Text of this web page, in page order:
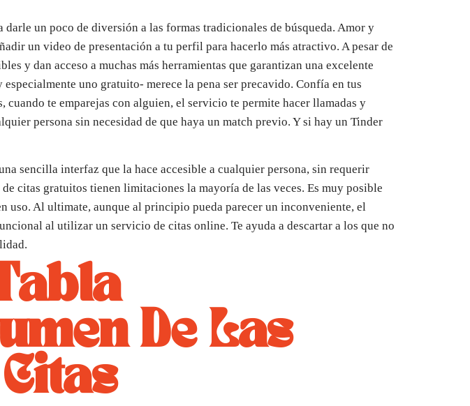
un poco de diversión a las formas tradicionales de búsqueda. Amor y
un video de presentación a tu perfil para hacerlo más atractivo. A pesar de
y dan acceso a muchas más herramientas que garantizan una excelente
uno gratuito- merece la pena ser precavido. Confía en tus
te emparejas con alguien, el servicio te permite hacer llamadas y
persona sin necesidad de que haya un match previo. Y si hay un Tinder
sencilla interfaz que la hace accesible a cualquier persona, sin requerir
citas gratuitos tienen limitaciones la mayoría de las veces. Es muy posible
uso. Al ultimate, aunque al principio pueda parecer un inconveniente, el
al utilizar un servicio de citas online. Te ayuda a descartar a los que no
De Las